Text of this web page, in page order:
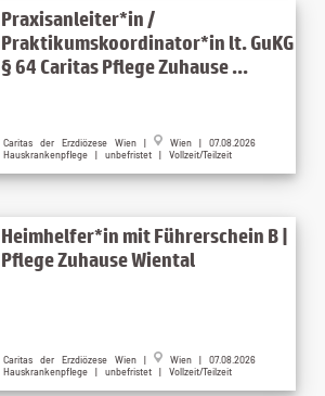
Praxisanleiter*in /
Praktikumskoordinator*in lt. GuKG
§ 64 Caritas Pflege Zuhause ...
Caritas der Erzdiözese Wien |
Wien | 07.08.2026
Hauskrankenpflege | unbefristet | Vollzeit/Teilzeit
Heimhelfer*in mit Führerschein B |
Pflege Zuhause Wiental
Caritas der Erzdiözese Wien |
Wien | 07.08.2026
Hauskrankenpflege | unbefristet | Vollzeit/Teilzeit